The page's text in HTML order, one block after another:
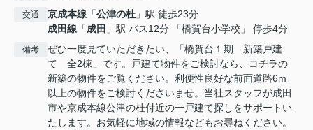
交通 京成本線 「公津の杜 」駅 徒歩23分
成田線 「成田 」駅 バス12分 「橋賀台小学校」 停歩4分
備考
ぜひ一度見ていただきたい、「橋賀台１期 新築戸建
て 全2棟」です。戸建て物件をご検討なら、コチラの
新築の物件をご覧ください。利便性良好な前面道路6m
以上の物件をご検討くださいませ。当社スタッフが成田
市や京成本線公津の杜付近の一戸建て探しをサポートい
たします。お気軽に地域の情報などもお尋ねください。